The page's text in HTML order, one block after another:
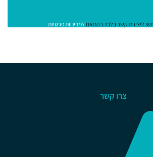
ליצירת קשר בלבד בהתאםלמדיניות פרטיות
צרו קשר